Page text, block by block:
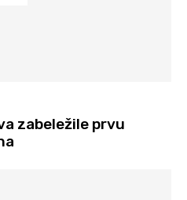
zabeležile prvu